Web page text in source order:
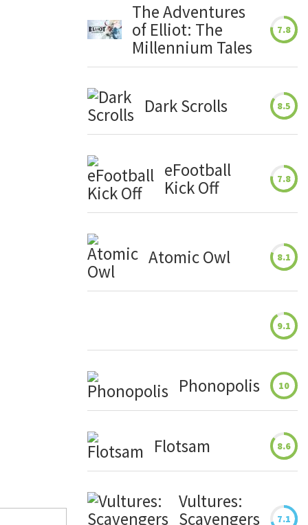
The Adventures
of Elliot: The
Millennium Tales
7.8
Dark Scrolls 8.5
eFootball
Kick Off
7.8
Atomic Owl 8.1
9.1
Phonopolis 10
Flotsam 8.6
Vultures:
Scavengers
7.1